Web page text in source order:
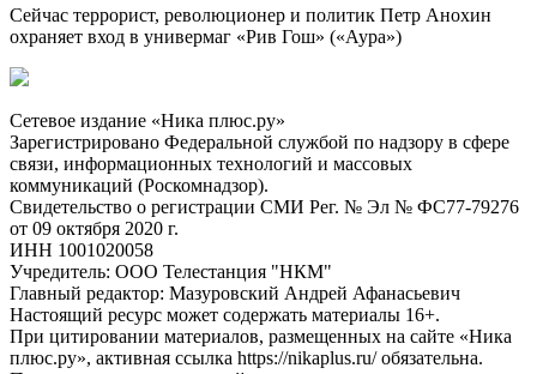
Сейчас террорист, революционер и политик Петр Анохин
охраняет вход в универмаг «Рив Гош» («Аура»)
Сетевое издание «Ника плюс.ру»
Зарегистрировано Федеральной службой по надзору в сфере
связи, информационных технологий и массовых
коммуникаций (Роскомнадзор).
Свидетельство о регистрации СМИ Рег. № Эл № ФС77-79276
от 09 октября 2020 г.
ИНН 1001020058
Учредитель: ООО Телестанция "НКМ"
Главный редактор: Мазуровский Андрей Афанасьевич
Настоящий ресурс может содержать материалы 16+.
При цитировании материалов, размещенных на сайте «Ника
плюс.ру», активная ссылка https://nikaplus.ru/ обязательна.